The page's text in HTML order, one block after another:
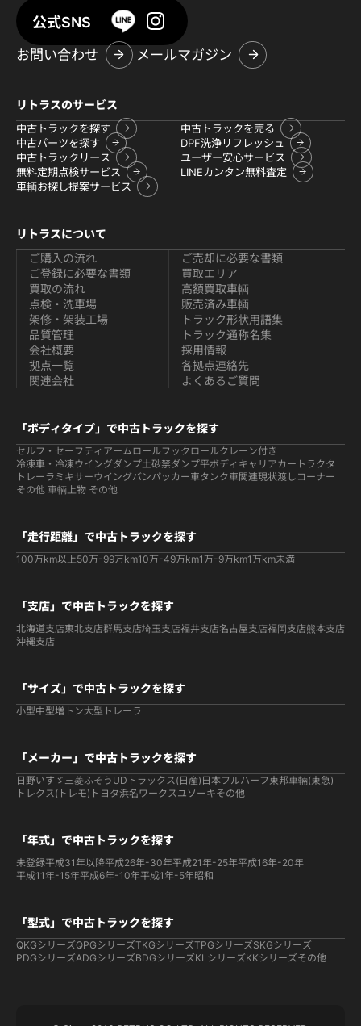
公式SNS
お問い合わせ
メールマガジン
リトラスのサービス
中古トラックを探す
中古トラックを売る
中古パーツを探す
DPF洗浄リフレッシュ
中古トラックリース
ユーザー安心サービス
無料定期点検サービス
LINEカンタン無料査定
車輌お探し提案サービス
リトラスについて
ご購入の流れ
ご登録に必要な書類
買取の流れ
ご売却に必要な書類
買取エリア
高額買取車輌
点検・洗車場
架修・架装工場
品質管理
販売済み車輌
トラック形状用語集
トラック通称名集
会社概要
拠点一覧
関連会社
採用情報
各拠点連絡先
よくあるご質問
「ボディタイプ」で中古トラックを探す
セルフ・セーフティ アームロールフックロールクレーン付き
冷凍車・冷凍ウイングダンプ土砂禁ダンプ平ボディ キャリアカー トラクタ
トレーラ ミキサーウイングバンパッカー車タンク車関連現状渡しコーナー
その他 車輌上物 その他
「走行距離」で中古トラックを探す
100万km以上50万-99万km10万-49万km1万-9万km1万km未満
「支店」で中古トラックを探す
北海道支店東北支店群馬支店埼玉支店福井支店名古屋支店福岡支店熊本支店
沖縄支店
「サイズ」で中古トラックを探す
小型中型増トン大型 トレーラ
「メーカー」で中古トラックを探す
日野いすゞ 三菱ふそう UDトラックス(日産) 日本フルハーフ 東邦車輛(東急)
トレクス(トレモ) トヨタ浜名ワークスユソーキその他
「年式」で中古トラックを探す
未登録平成31年以降平成26年-30年平成21年-25年平成16年-20年
平成11年-15年平成6年-10年平成1年-5年昭和
「型式」で中古トラックを探す
QKGシリーズQPGシリーズTKGシリーズTPGシリーズSKGシリーズ
PDGシリーズADGシリーズBDGシリーズKLシリーズKKシリーズその他